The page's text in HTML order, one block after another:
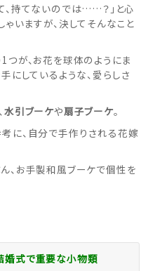
、持てないのでは……？」と心
いますが、決してそんなこと
が、お花を球体のようにま
手にしているような、愛らしさ
水引ブーケや扇子ブーケ。
に、自分で手作りされる花嫁
、お手製和風ブーケで個性を
婚式で重要な小物類